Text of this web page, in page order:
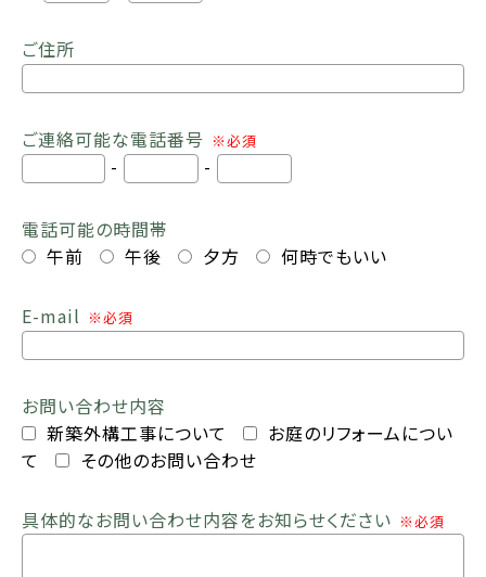
ご住所
ご連絡可能な電話番号 ※必須
- -
電話可能の時間帯
午前
午後 夕方 何時でもいい
E-mail ※必須
お問い合わせ内容
新築外構工事について
お庭のリフォームについ
て
その他のお問い合わせ
具体的なお問い合わせ内容をお知らせください ※必須